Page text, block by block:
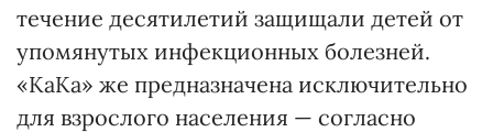
течение десятилетий защищали детей от
упомянутых инфекционных болезней.
«КаКа» же предназначена исключительно
для взрослого населения — согласно